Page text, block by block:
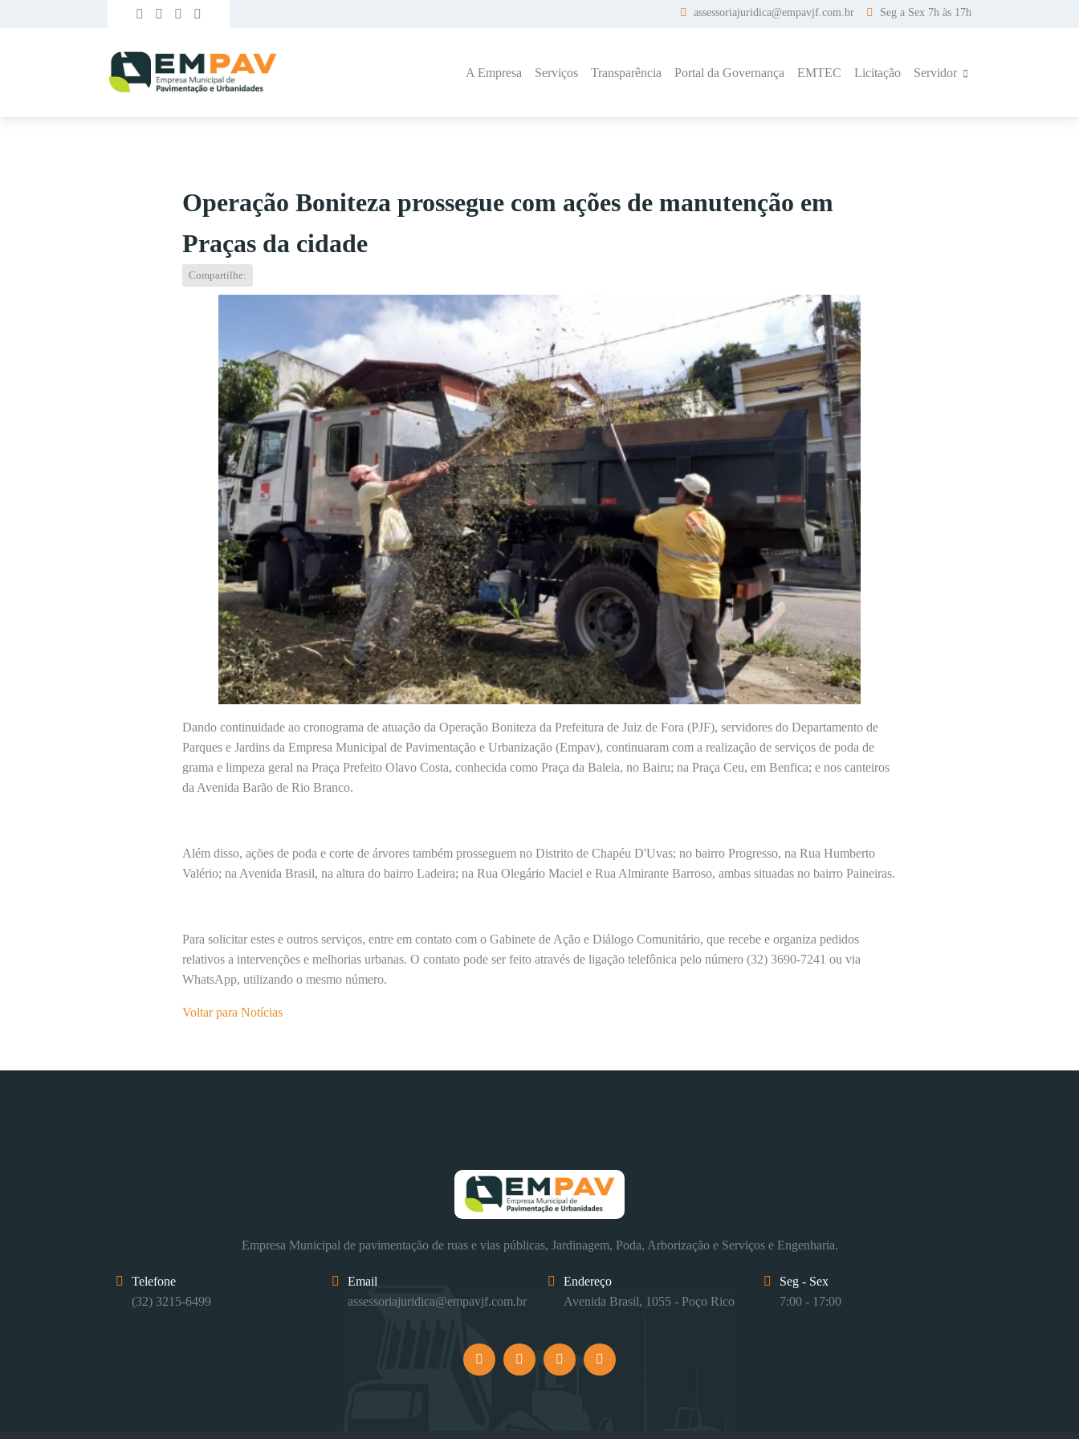
assessoriajuridica@empavjf.com.br Seg a Sex 7h às 17h
A Empresa Serviços Transparência Portal da Governança EMTEC Licitação Servidor
Operação Boniteza prossegue com ações de manutenção em
Praças da cidade
Compartilhe:
Dando continuidade ao cronograma de atuação da Operação Boniteza da Prefeitura de Juiz de Fora (PJF), servidores do Departamento de
Parques e Jardins da Empresa Municipal de Pavimentação e Urbanização (Empav), continuaram com a realização de serviços de poda de
grama e limpeza geral na Praça Prefeito Olavo Costa, conhecida como Praça da Baleia, no Bairu; na Praça Ceu, em Benfica; e nos canteiros
da Avenida Barão de Rio Branco.
Além disso, ações de poda e corte de árvores também prosseguem no Distrito de Chapéu D'Uvas; no bairro Progresso, na Rua Humberto
Valério; na Avenida Brasil, na altura do bairro Ladeira; na Rua Olegário Maciel e Rua Almirante Barroso, ambas situadas no bairro Paineiras.
Para solicitar estes e outros serviços, entre em contato com o Gabinete de Ação e Diálogo Comunitário, que recebe e organiza pedidos
relativos a intervenções e melhorias urbanas. O contato pode ser feito através de ligação telefônica pelo número (32) 3690-7241 ou via
WhatsApp, utilizando o mesmo número.
Voltar para Notícias
Empresa Municipal de pavimentação de ruas e vias públicas, Jardinagem, Poda, Arborização e Serviços e Engenharia.
Telefone
(32) 3215-6499
Email
assessoriajuridica@empavjf.com.br
Endereço
Avenida Brasil, 1055 - Poço Rico
Seg - Sex
7:00 - 17:00